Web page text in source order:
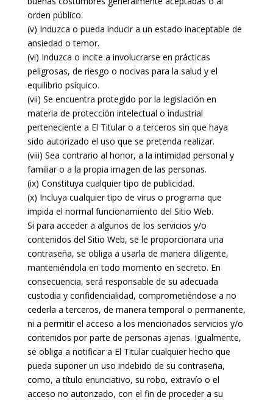
orden público.
(v) Induzca o pueda inducir a un estado inaceptable de
ansiedad o temor.
(vi) Induzca o incite a involucrarse en prácticas
peligrosas, de riesgo o nocivas para la salud y el
equilibrio psíquico.
(vii) Se encuentra protegido por la legislación en
materia de protección intelectual o industrial
perteneciente a El Titular o a terceros sin que haya
sido autorizado el uso que se pretenda realizar.
(viii) Sea contrario al honor, a la intimidad personal y
familiar o a la propia imagen de las personas.
(ix) Constituya cualquier tipo de publicidad.
(x) Incluya cualquier tipo de virus o programa que
impida el normal funcionamiento del Sitio Web.
Si para acceder a algunos de los servicios y/o
contenidos del Sitio Web, se le proporcionara una
contraseña, se obliga a usarla de manera diligente,
manteniéndola en todo momento en secreto. En
consecuencia, será responsable de su adecuada
custodia y confidencialidad, comprometiéndose a no
cederla a terceros, de manera temporal o permanente,
ni a permitir el acceso a los mencionados servicios y/o
contenidos por parte de personas ajenas. Igualmente,
se obliga a notificar a El Titular cualquier hecho que
pueda suponer un uso indebido de su contraseña,
como, a título enunciativo, su robo, extravío o el
acceso no autorizado, con el fin de proceder a su